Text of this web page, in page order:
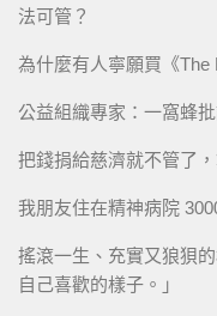
法可管？
為什麼有人寧願買《The
公益組織專家：一窩蜂
把錢捐給慈濟就不管了
我朋友住在精神病院
搖滾一生、充實又狼狽
自己喜歡的樣子。」